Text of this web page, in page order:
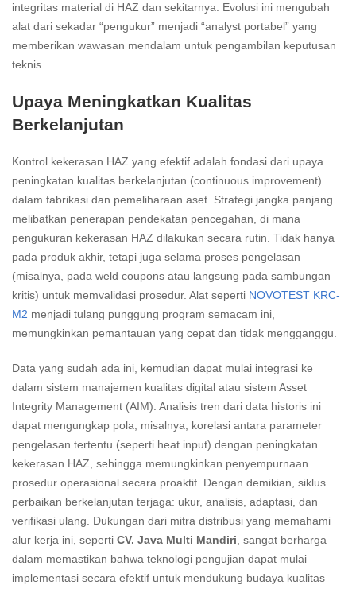
integritas material di HAZ dan sekitarnya. Evolusi ini mengubah
alat dari sekadar “pengukur” menjadi “analyst portabel” yang
memberikan wawasan mendalam untuk pengambilan keputusan
teknis.
Upaya Meningkatkan Kualitas
Berkelanjutan
Kontrol kekerasan HAZ yang efektif adalah fondasi dari upaya
peningkatan kualitas berkelanjutan (continuous improvement)
dalam fabrikasi dan pemeliharaan aset. Strategi jangka panjang
melibatkan penerapan pendekatan pencegahan, di mana
pengukuran kekerasan HAZ dilakukan secara rutin. Tidak hanya
pada produk akhir, tetapi juga selama proses pengelasan
(misalnya, pada weld coupons atau langsung pada sambungan
kritis) untuk memvalidasi prosedur. Alat seperti NOVOTEST KRC-
M2 menjadi tulang punggung program semacam ini,
memungkinkan pemantauan yang cepat dan tidak mengganggu.
Data yang sudah ada ini, kemudian dapat mulai integrasi ke
dalam sistem manajemen kualitas digital atau sistem Asset
Integrity Management (AIM). Analisis tren dari data historis ini
dapat mengungkap pola, misalnya, korelasi antara parameter
pengelasan tertentu (seperti heat input) dengan peningkatan
kekerasan HAZ, sehingga memungkinkan penyempurnaan
prosedur operasional secara proaktif. Dengan demikian, siklus
perbaikan berkelanjutan terjaga: ukur, analisis, adaptasi, dan
verifikasi ulang. Dukungan dari mitra distribusi yang memahami
alur kerja ini, seperti CV. Java Multi Mandiri , sangat berharga
dalam memastikan bahwa teknologi pengujian dapat mulai
implementasi secara efektif untuk mendukung budaya kualitas